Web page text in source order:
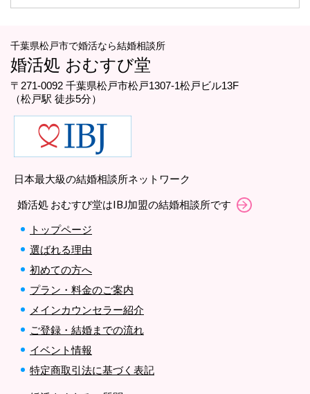
千葉県松戸市で婚活なら結婚相談所
婚活処 おむすび堂
〒271-0092 千葉県松戸市松戸1307-1松戸ビル13F
（松戸駅 徒歩5分）
日本最大級の結婚相談所ネットワーク
婚活処 おむすび堂はIBJ加盟の結婚相談所です
トップページ
選ばれる理由
初めての方へ
プラン・料金のご案内
メインカウンセラー紹介
ご登録・結婚までの流れ
イベント情報
特定商取引法に基づく表記